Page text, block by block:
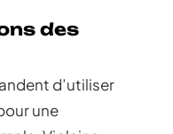
des
d’utiliser
une